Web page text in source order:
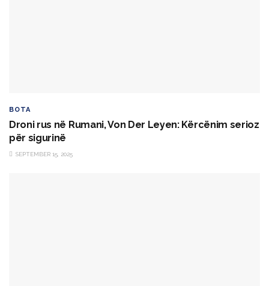
BOTA
Droni rus në Rumani, Von Der Leyen: Kërcënim serioz
për sigurinë
SEPTEMBER 15, 2025